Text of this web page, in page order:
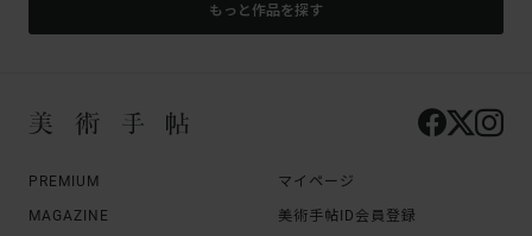
もっと作品を探す
PREMIUM
MAGAZINE
マイページ
美術手帖ID会員登録